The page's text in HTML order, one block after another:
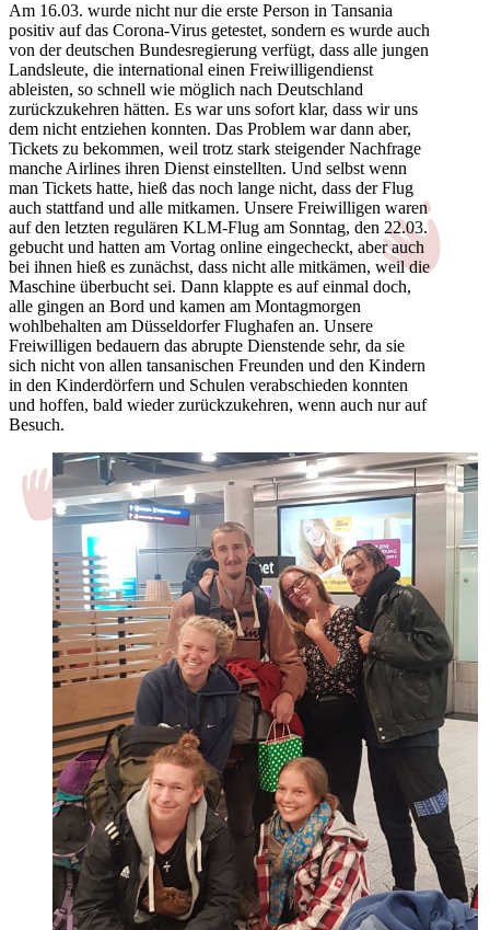
Am 16.03. wurde nicht nur die erste Person in Tansania
positiv auf das Corona-Virus getestet, sondern es wurde auch
von der deutschen Bundesregierung verfügt, dass alle jungen
Landsleute, die international einen Freiwilligendienst
ableisten, so schnell wie möglich nach Deutschland
zurückzukehren hätten. Es war uns sofort klar, dass wir uns
dem nicht entziehen konnten. Das Problem war dann aber,
Tickets zu bekommen, weil trotz stark steigender Nachfrage
manche Airlines ihren Dienst einstellten. Und selbst wenn
man Tickets hatte, hieß das noch lange nicht, dass der Flug
auch stattfand und alle mitkamen. Unsere Freiwilligen waren
auf den letzten regulären KLM-Flug am Sonntag, den 22.03.
gebucht und hatten am Vortag online eingecheckt, aber auch
bei ihnen hieß es zunächst, dass nicht alle mitkämen, weil die
Maschine überbucht sei. Dann klappte es auf einmal doch,
alle gingen an Bord und kamen am Montagmorgen
wohlbehalten am Düsseldorfer Flughafen an. Unsere
Freiwilligen bedauern das abrupte Dienstende sehr, da sie
sich nicht von allen tansanischen Freunden und den Kindern
in den Kinderdörfern und Schulen verabschieden konnten
und hoffen, bald wieder zurückzukehren, wenn auch nur auf
Besuch.